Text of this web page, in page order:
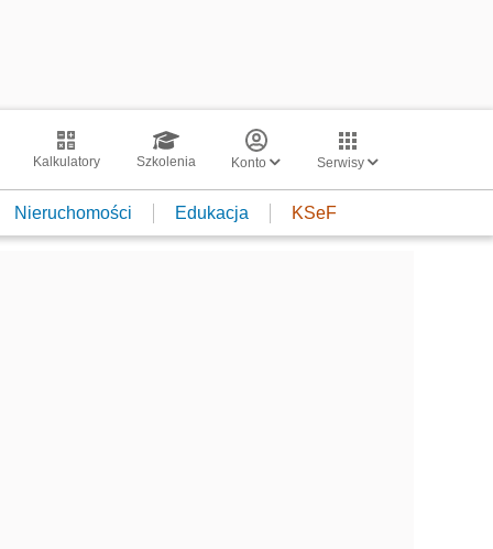
Kalkulatory Szkolenia Konto Serwisy
Nieruchomości Edukacja KSeF